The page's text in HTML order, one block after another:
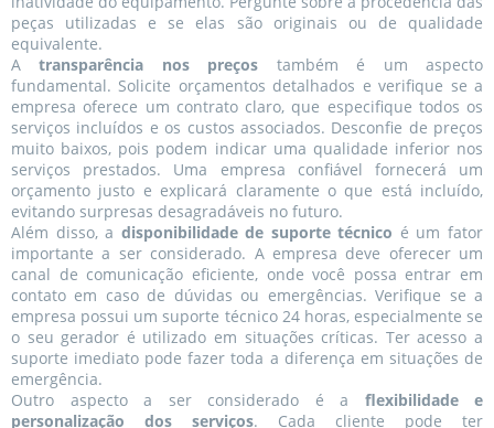
peças utilizadas e se elas são originais ou de qualidade
equivalente.
Atransparência nos preços também é um aspecto
fundamental. Solicite orçamentos detalhados e verifique se a
empresa oferece um contrato claro, que especifique todos os
serviços incluídos e os custos associados. Desconfie de preços
muito baixos, pois podem indicar uma qualidade inferior nos
serviços prestados. Uma empresa confiável fornecerá um
orçamento justo e explicará claramente o que está incluído,
evitando surpresas desagradáveis no futuro.
Além disso, a disponibilidade de suporte técnico é um fator
importante a ser considerado. A empresa deve oferecer um
canal de comunicação eficiente, onde você possa entrar em
contato em caso de dúvidas ou emergências. Verifique se a
empresa possui um suporte técnico 24 horas, especialmente se
o seu gerador é utilizado em situações críticas. Ter acesso a
suporte imediato pode fazer toda a diferença em situações de
emergência.
Outro aspecto a ser considerado é a flexibilidade e
personalização dos serviços. Cada cliente pode ter